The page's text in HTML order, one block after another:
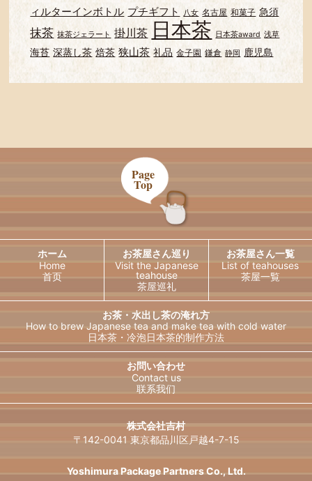
ィルターインボトル プチギフト 八女 名古屋 和菓子 急須
抹茶 抹茶ジェラート 掛川茶 日本茶 日本茶award 浅草
海苔 深蒸し茶 焙茶 狭山茶 礼品 金子園 鎌倉 静岡 鹿児島
ホーム
Home
首页
お茶屋さん巡り
Visit the Japanese
teahouse
茶屋巡礼
お茶屋さん一覧
List of teahouses
茶屋一覧
お茶・水出し茶の淹れ方
How to brew Japanese tea and make tea with cold water
日本茶・冷泡日本茶的制作方法
Français Deutsch
お問い合わせ
Contact us
联系我们
Page
Top
株式会社吉村
〒142-0041 東京都品川区戸越4-7-15
Yoshimura Package Partners Co., Ltd.